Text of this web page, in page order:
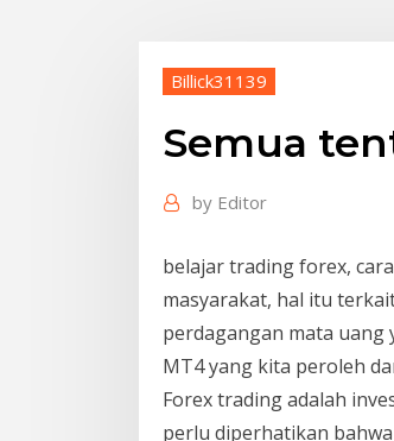
Billick31139
Semua
by Editor
belajar trading forex,
masyarakat, hal itu
perdagangan mata uang
MT4 yang kita peroleh
Forex trading adalah
perlu diperhatikan